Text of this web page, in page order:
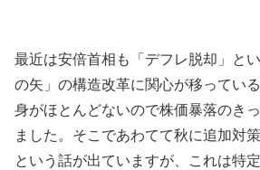
最近は安倍首相も「デフレ脱却」と
の矢」の構造改革に関心が移ってい
身がほとんどないので株価暴落のき
ました。そこであわてて秋に追加対
という話が出ていますが、これは特